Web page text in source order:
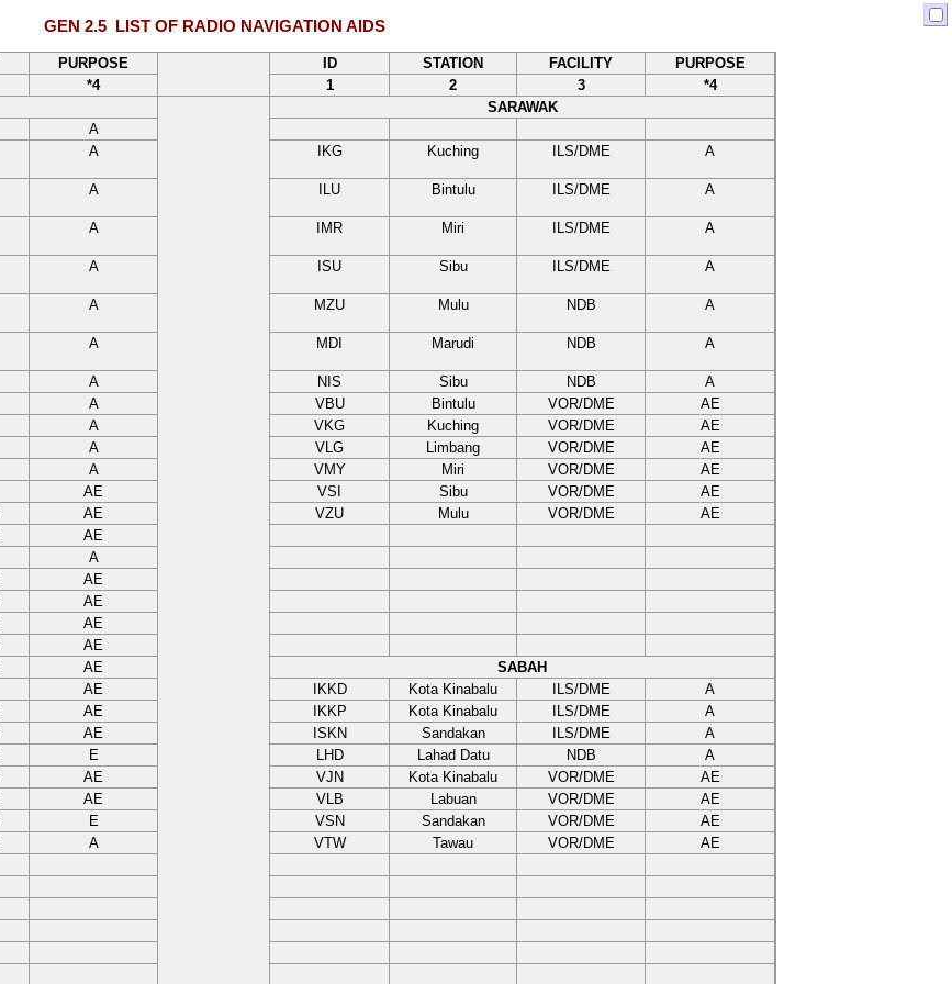
GEN 2.5LIST OF RADIO NAVIGATION AIDS
PURPOSE ID STATION FACILITY
PURPOSE
*4 1 2 3
*4
SARAWAK
A
A IKG Kuching ILS/DME A
A ILU Bintulu ILS/DME A
A IMR Miri ILS/DME A
A ISU Sibu ILS/DME A
A MZU Mulu NDB A
A MDI Marudi NDB A
A NIS Sibu NDB
A
A VBU Bintulu VOR/DME
AE
A VKG Kuching VOR/DME
AE
A VLG Limbang VOR/DME
AE
A VMY Miri VOR/DME
AE
AE VSI Sibu VOR/DME
AE
AE VZU Mulu VOR/DME
AE
AE
A
AE
AE
AE
AE
AE
SABAH
AE IKKD Kota Kinabalu ILS/DME
A
AE IKKP Kota Kinabalu ILS/DME
A
AE ISKN Sandakan ILS/DME
A
E LHD Lahad Datu NDB
A
AE VJN Kota Kinabalu VOR/DME
AE
AE VLB Labuan VOR/DME
AE
E VSN Sandakan VOR/DME
AE
A VTW Tawau VOR/DME AE